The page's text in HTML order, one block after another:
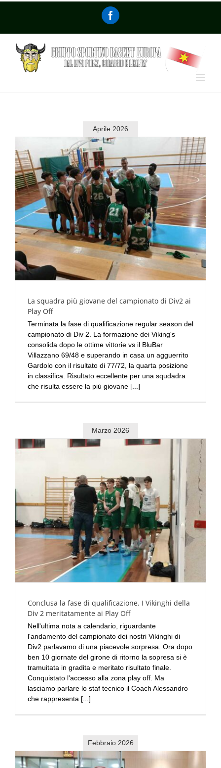
Aprile 2026
La squadra più giovane del campionato di Div2 ai
Play Off
Terminata la fase di qualificazione regular season del
campionato di Div 2. La formazione dei Viking's
consolida dopo le ottime vittorie vs il BluBar
Villazzano 69/48 e superando in casa un agguerrito
Gardolo con il risultato di 77/72, la quarta posizione
in classifica. Risultato eccellente per una squdadra
che risulta essere la più giovane [...]
Marzo 2026
Conclusa la fase di qualificazione. I Vikinghi della
Div 2 meritatamente ai Play Off
Nell'ultima nota a calendario, riguardante
l'andamento del campionato dei nostri Vikinghi di
Div2 parlavamo di una piacevole sorpresa. Ora dopo
ben 10 giornate del girone di ritorno la sopresa si è
tramuitata in gradita e meritato risultato finale.
Conquistato l'accesso alla zona play off. Ma
lasciamo parlare lo staf tecnico il Coach Alessandro
che rappresenta [...]
Febbraio 2026